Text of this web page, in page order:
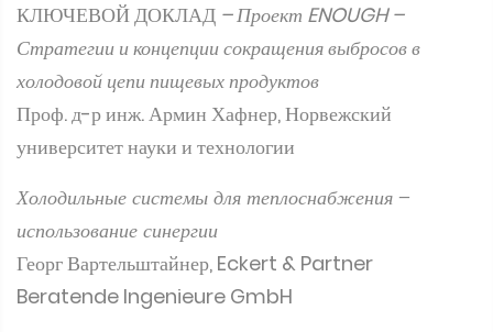
КЛЮЧЕВОЙ ДОКЛАД – Проект ENOUGH –
Стратегии и концепции сокращения выбросов в
холодовой цепи пищевых продуктов
Проф. д-р инж. Армин Хафнер, Норвежский
университет науки и технологии
Холодильные системы для теплоснабжения –
использование синергии
Георг Вартельштайнер, Eckert & Partner
Beratende Ingenieure GmbH